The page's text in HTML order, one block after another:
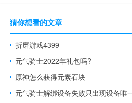
猜你想看的文章
折磨游戏4399
元气骑士2022年礼包吗?
原神怎么获得元素石块
元气骑士解绑设备失败只出现设备唯